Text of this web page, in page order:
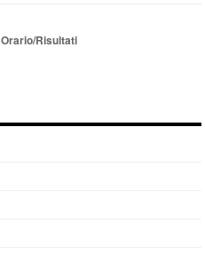
Orario/Risultati